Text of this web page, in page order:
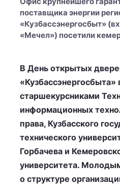
поставщика энергии
«Кузбассэнергосбыт»
«Мечел») посетили
В День открытых
«Кузбассэнергосбыта»
старшекурсниками
информационных
права, Кузбасского
технического
Горбачева и
университета.
о структуре